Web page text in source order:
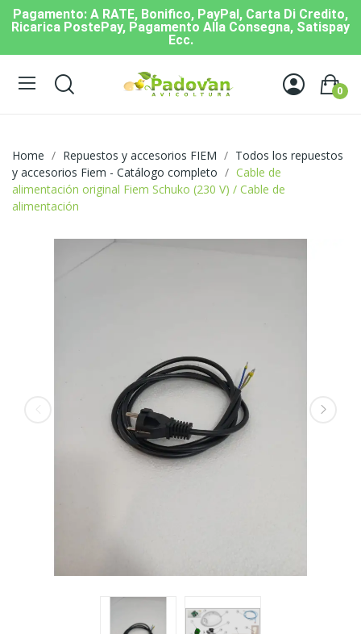
Pagamento: A RATE, Bonifico, PayPal, Carta Di Credito,
Ricarica PostePay, Pagamento Alla Consegna, Satispay
Ecc.
0
Home Repuestos y accesorios FIEM
Todos los repuestos
y accesorios Fiem - Catálogo completo
Cable de
alimentación original Fiem Schuko (230 V) / Cable de
alimentación